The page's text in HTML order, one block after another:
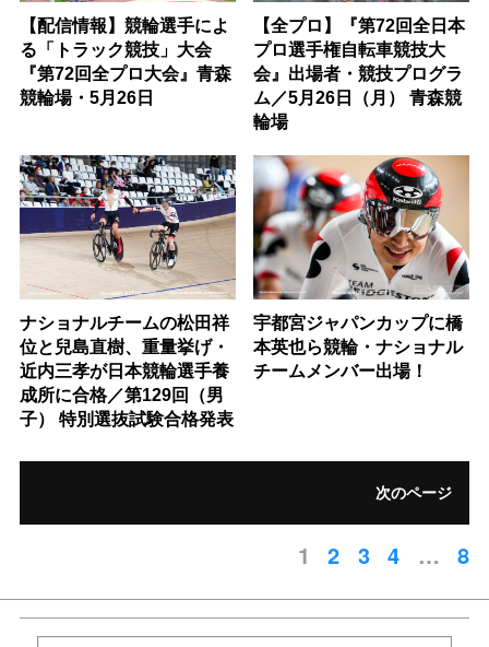
【配信情報】競輪選手によ
る「トラック競技」大会
『第72回全プロ大会』青森
競輪場・5月26日
【全プロ】『第72回全日本
プロ選手権自転車競技大
会』出場者・競技プログラ
ム／5月26日（月） 青森競
輪場
ナショナルチームの松田祥
位と兒島直樹、重量挙げ・
近内三孝が日本競輪選手養
成所に合格／第129回（男
子） 特別選抜試験合格発表
宇都宮ジャパンカップに橋
本英也ら競輪・ナショナル
チームメンバー出場！
次のページ
1 2 3 4 … 8